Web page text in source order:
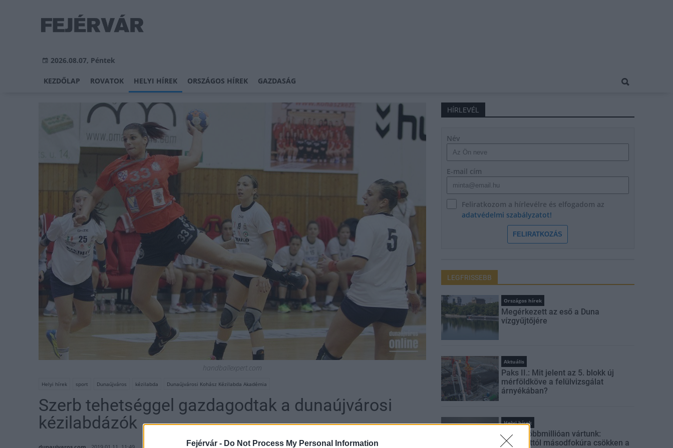
Fejérvár - Do Not Process My Personal Information
2026.08.07, Péntek
KEZDŐLAP ROVATOK HELYI HÍREK ORSZÁGOS HÍREK GAZDASÁG
handballexpert.com
Helyi hírek sport Dunaújváros kézilabda Dunaújvárosi Kohász Kézilabda Akadémia
Szerb tehetséggel gazdagodtak a dunaújvárosi
kézilabdázók
HÍRLEVÉL
Név
E-mail cím
Feliratkozom a hírlevélre és elfogadom az
adatvédelmi szabályzatot!
FELIRATKOZÁS
LEGFRISSEBB
Országos hírek
Megérkezett az eső a Duna
vízgyűjtőjére
Aktuális
Paks II.: Mit jelent az 5. blokk új
mérföldköve a felülvizsgálat
árnyékában?
Helyi hírek
Amire többmillióan vártunk:
szombattól másodfokúra csökken a